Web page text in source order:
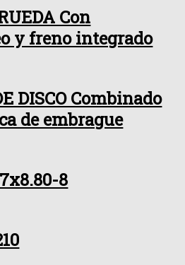
Con
y freno integrado
DISCO Combinado
de embrague
8